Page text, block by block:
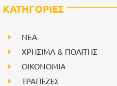
ΚΑΤΗΓΟΡΙΕΣ
NEA
ΧΡΗΣΙΜΑ & ΠΟΛΙΤΗΣ
ΟΙΚΟΝΟΜΙΑ
ΤΡΑΠΕΖΕΣ